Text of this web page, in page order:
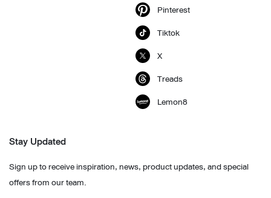
Pinterest
Tiktok
X
Treads
Lemon8
Stay Updated
Sign up to receive inspiration, news, product updates, and special
offers from our team.